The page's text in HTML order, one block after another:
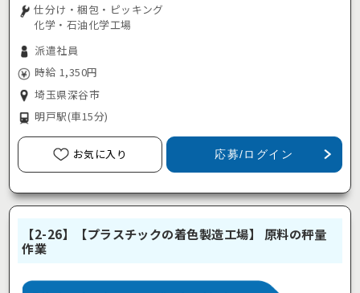
仕分け・梱包・ピッキング
化学・石油化学工場
派遣社員
時給 1,350円
埼玉県深谷市
明戸駅(車15分)
お気に入り 応募/ログイン
【2-26】【プラスチックの着色製造工場】 原料の秤量
作業